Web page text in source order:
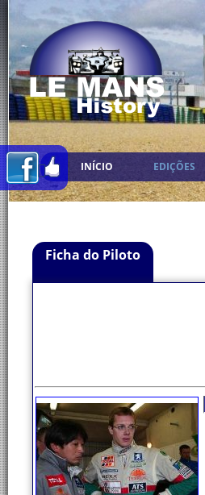
INÍCIO EDIÇÕES
Ficha do Piloto